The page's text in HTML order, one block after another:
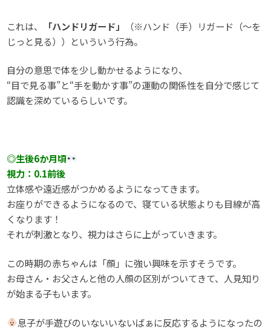
これは、 「ハンドリガード」
（※ハンド（手）リガード（～を
じっと見る））といういう行為。
自分の意思で体を少し動かせるようになり、
“目で見る事”と“手を動かす事”の運動の関係性を自分で感じて
認識を深めているらしいです。
◎生後6か月頃
視力：0.1前後
立体感や遠近感がつかめるようになってきます。
お座りができるようになるので、寝ている状態よりも目線が高
くなります！
それが刺激となり、視力はさらに上がっていきます。
この時期の赤ちゃんは「顔」に強い興味を示すそうです。
お母さん・お父さんと他の人顔の区別がついてきて、人見知り
が始まる子もいます。
息子が手遊びのいないいないばぁに反応するようになったの